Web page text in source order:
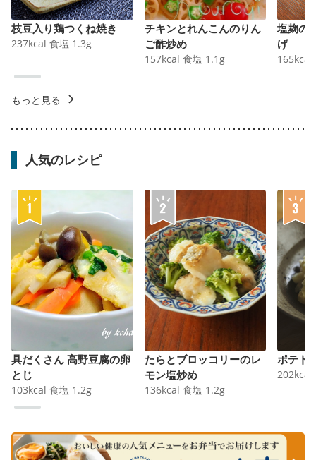
枝豆入り鶏つくね焼き
237kcal 食塩 1.3g
チキンとれんこんのりん
ご酢炒め
157kcal 食塩 1.1 g
塩麹の
げ
165kcal
もっと見る
人気のレシピ
具だくさん 高野豆腐の卵
とじ
103kcal 食塩 1.2g
たらとブロッコリーのレ
モン塩炒め
136kcal 食塩 1.2g
ポテト
202kcal